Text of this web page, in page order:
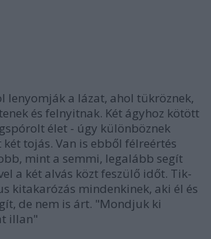
lenyomják a lázat, ahol tükröznek,
és felnyitnak. Két ágyhoz kötött
élet - úgy különböznek
tojás. Van is ebből félreértés
mint a semmi, legalább segít
a két alvás közt feszülő időt. Tik-
kitakarózás mindenkinek, aki él és
de nem is árt. "Mondjuk ki
illan"